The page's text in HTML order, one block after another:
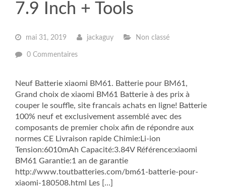
7.9 Inch + Tools
mai 31, 2019 jackaguy Non classé
0 Commentaires
Neuf Batterie xiaomi BM61. Batterie pour BM61,
Grand choix de xiaomi BM61 Batterie à des prix à
couper le souffle, site francais achats en ligne! Batterie
100% neuf et exclusivement assemblé avec des
composants de premier choix afin de répondre aux
normes CE Livraison rapide Chimie:Li-ion
Tension:6010mAh Capacité:3.84V Référence:xiaomi
BM61 Garantie:1 an de garantie
http://www.toutbatteries.com/bm61-batterie-pour-
xiaomi-180508.html Les […]